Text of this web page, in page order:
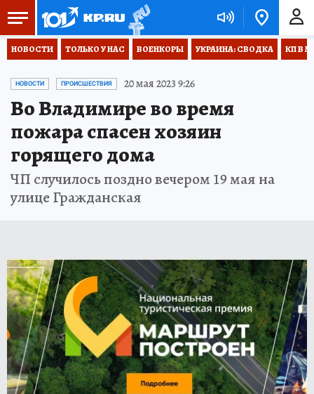
НОВОСТИ ТОЛЬКО У НАС ВОЕНКОРЫ УКРАИНА: СВОДКА КП В
НОВОСТИ ПРОИСШЕСТВИЯ 20 мая 2023 9:26
Во Владимире во время
пожара спасен хозяин
горящего дома
ЧП случилось поздно вечером 19 мая на
улице Гражданская